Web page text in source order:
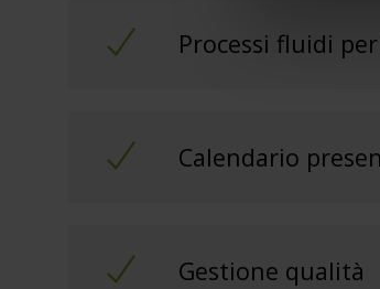
Processi fluidi
Calendario
Gestione qualità